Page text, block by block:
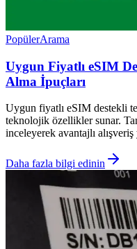
PopülerArama
Uygun Fiyatlı eSIM
Alma İpuçları
Uygun fiyatlı eSIM destekli
teknolojik özellikler sunar.
inceleyerek avantajlı
Daha fazla bilgi edinin